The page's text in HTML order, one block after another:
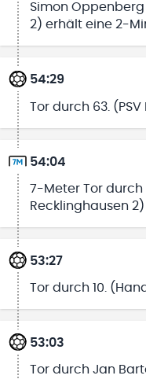
Simon
2) erhält eine 2-
54:29
Tor durch 63.
54:04
7-Meter Tor durch
Recklinghausen 2)
53:27
Tor durch 10.
53:03
Tor durch Jan